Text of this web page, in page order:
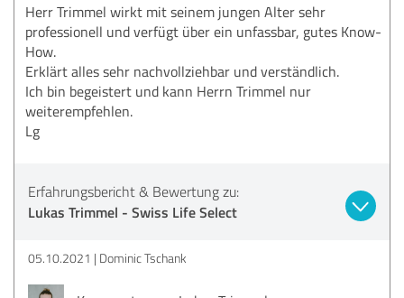
Herr Trimmel wirkt mit seinem jungen Alter sehr
professionell und verfügt über ein unfassbar, gutes Know-
How.
Erklärt alles sehr nachvollziehbar und verständlich.
Ich bin begeistert und kann Herrn Trimmel nur
weiterempfehlen.
Lg
Erfahrungsbericht & Bewertung zu:
Lukas Trimmel - Swiss Life Select
05.10.2021 Dominic Tschank